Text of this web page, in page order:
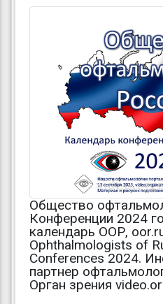
Общество
Конференции 2024
календарь ООР,
Ophthalmologists of
Conferences 2024.
партнер
Орган зрения